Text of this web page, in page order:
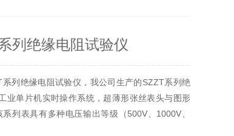
列绝缘电阻试验仪
列绝缘电阻试验仪，我公司生产的SZZT系列绝
业单片机实时操作系统，超薄形张丝表头与图形
列表具有多种电压输出等级（500V、1000V、